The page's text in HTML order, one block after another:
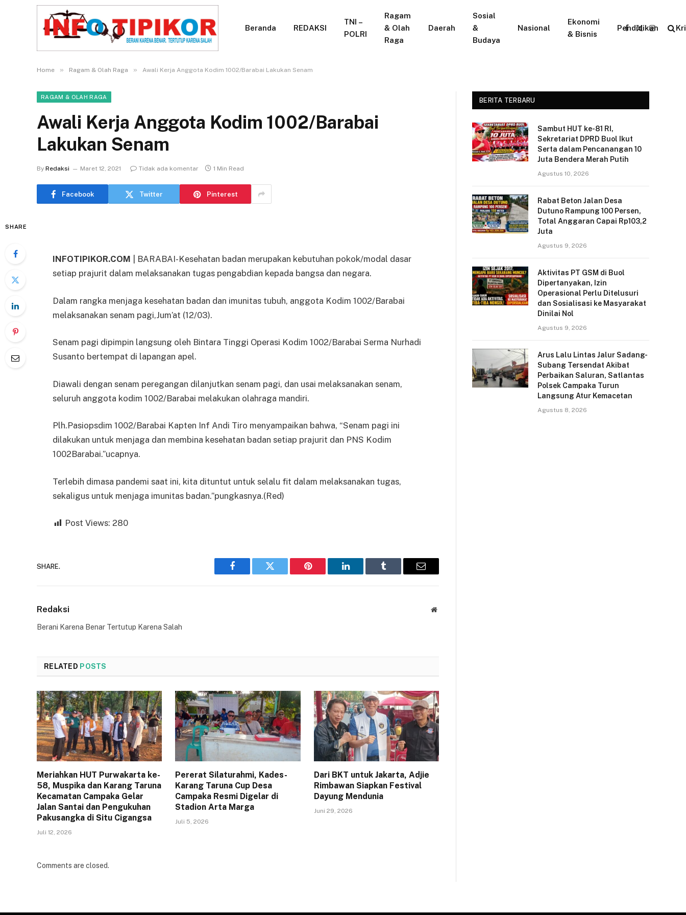
Beranda REDAKSI
TNI –
POLRI
Ragam
& Olah
Raga
Daerah
Sosial
&
Budaya
Nasional
Ekonomi
& Bisnis
Pendidikan
Facebook
X
Instagram
Home » Ragam & Olah Raga » Awali Kerja Anggota Kodim 1002/Barabai Lakukan Senam
RAGAM & OLAH RAGA
Awali Kerja Anggota Kodim 1002/Barabai
Lakukan Senam
By Redaksi Maret 12, 2021 Tidak ada komentar 1 Min Read
Facebook Twitter Pinterest
SHARE
INFOTIPIKOR.COM
| BARABAI-Kesehatan badan merupakan kebutuhan pokok/modal dasar
setiap prajurit dalam melaksanakan tugas pengabdian kepada bangsa dan negara.
Dalam rangka menjaga kesehatan badan dan imunitas tubuh, anggota Kodim 1002/Barabai
melaksanakan senam pagi,Jum’at (12/03).
Senam pagi dipimpin langsung oleh Bintara Tinggi Operasi Kodim 1002/Barabai Serma Nurhadi
Susanto bertempat di lapangan apel.
Diawali dengan senam peregangan dilanjutkan senam pagi, dan usai melaksanakan senam,
seluruh anggota kodim 1002/Barabai melakukan olahraga mandiri.
Plh.Pasiopsdim 1002/Barabai Kapten Inf Andi Tiro menyampaikan bahwa, “Senam pagi ini
dilakukan untuk menjaga dan membina kesehatan badan setiap prajurit dan PNS Kodim
1002Barabai.”ucapnya.
Terlebih dimasa pandemi saat ini, kita dituntut untuk selalu fit dalam melaksanakan tugas,
sekaligus untuk menjaga imunitas badan.”pungkasnya.(Red)
Post Views: 280
SHARE.
Facebook Twitter Pinterest LinkedIn Tumblr Email
Redaksi Website
Berani Karena Benar Tertutup Karena Salah
RELATED POSTS
Meriahkan HUT Purwakarta ke-
58, Muspika dan Karang Taruna
Kecamatan Campaka Gelar
Jalan Santai dan Pengukuhan
Pakusangka di Situ Cigangsa
Juli 12, 2026
Pererat Silaturahmi, Kades-
Karang Taruna Cup Desa
Campaka Resmi Digelar di
Stadion Arta Marga
Juli 5, 2026
Dari BKT untuk Jakarta, Adjie
Rimbawan Siapkan Festival
Dayung Mendunia
Juni 29, 2026
Comments are closed.
BERITA TERBARU
Sambut HUT ke-81 RI,
Sekretariat DPRD Buol Ikut
Serta dalam Pencanangan 10
Juta Bendera Merah Putih
Agustus 10, 2026
Rabat Beton Jalan Desa
Dutuno Rampung 100 Persen,
Total Anggaran Capai Rp103,2
Juta
Agustus 9, 2026
Aktivitas PT GSM di Buol
Dipertanyakan, Izin
Operasional Perlu Ditelusuri
dan Sosialisasi ke Masyarakat
Dinilai Nol
Agustus 9, 2026
Arus Lalu Lintas Jalur Sadang-
Subang Tersendat Akibat
Perbaikan Saluran, Satlantas
Polsek Campaka Turun
Langsung Atur Kemacetan
Agustus 8, 2026